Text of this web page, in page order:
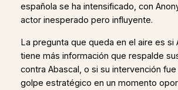
española se ha intensificado, con
actor inesperado pero influyente.
La pregunta que queda en el aire es si
tiene más información que respalde
contra Abascal, o si su intervención
golpe estratégico en un momento